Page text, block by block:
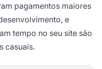
pagamentos maiores
e
tempo no seu site são
casuais.